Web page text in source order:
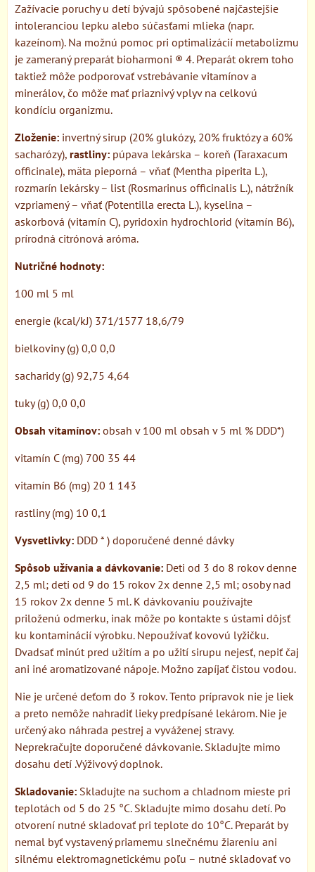
Zažívacie poruchy u detí bývajú spôsobené najčastejšie
intoleranciou lepku alebo súčasťami mlieka (napr.
kazeínom). Na možnú pomoc pri optimalizácií metabolizmu
je zameraný preparát bioharmoni ® 4. Preparát okrem toho
taktiež môže podporovať vstrebávanie vitamínov a
minerálov, čo môže mať priaznivý vplyv na celkovú
kondíciu organizmu.
Zloženie: invertný sirup (20% glukózy, 20% fruktózy a 60%
sacharózy), rastliny: púpava lekárska – koreň (Taraxacum
officinale), mäta pieporná – vňať (Mentha piperita L.),
rozmarín lekársky – list (Rosmarinus officinalis L.), nátržník
vzpriamený – vňať (Potentilla erecta L.), kyselina –
askorbová (vitamín C), pyridoxin hydrochlorid (vitamín B6),
prírodná citrónová aróma.
Nutričné hodnoty:
100 ml 5 ml
energie (kcal/kJ) 371/1577 18,6/79
bielkoviny (g) 0,0 0,0
sacharidy (g) 92,75 4,64
tuky (g) 0,0 0,0
Obsah vitamínov: obsah v 100 ml obsah v 5 ml % DDD*)
vitamín C (mg) 700 35 44
vitamín B6 (mg) 20 1 143
rastliny (mg) 10 0,1
Vysvetlivky: DDD * ) doporučené denné dávky
Spôsob užívania a dávkovanie: Deti od 3 do 8 rokov denne
2,5 ml; deti od 9 do 15 rokov 2x denne 2,5 ml; osoby nad
15 rokov 2x denne 5 ml. K dávkovaniu používajte
priloženú odmerku, inak môže po kontakte s ústami dôjsť
ku kontaminácií výrobku. Nepoužívať kovovú lyžičku.
Dvadsať minút pred užitím a po užití sirupu nejesť, nepiť čaj
ani iné aromatizované nápoje. Možno zapíjať čistou vodou.
Nie je určené deťom do 3 rokov. Tento prípravok nie je liek
a preto nemôže nahradiť lieky predpísané lekárom. Nie je
určený ako náhrada pestrej a vyváženej stravy.
Neprekračujte doporučené dávkovanie. Skladujte mimo
dosahu detí .Výživový doplnok.
Skladovanie: Skladujte na suchom a chladnom mieste pri
teplotách od 5 do 25 °C. Skladujte mimo dosahu detí. Po
otvorení nutné skladovať pri teplote do 10°C. Preparát by
nemal byť vystavený priamemu slnečnému žiareniu ani
silnému elektromagnetickému poľu – nutné skladovať vo